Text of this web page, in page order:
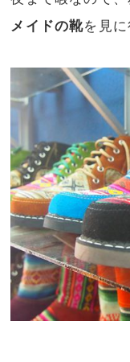
メイドの靴を見に